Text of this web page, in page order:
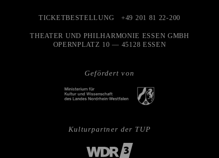
Gefördert von
TICKETBESTELLUNG +49 201 81 22-200
THEATER UND PHILHARMONIE ESSEN GMBH
OPERNPLATZ 10 — 45128 ESSEN
Kulturpartner der TUP